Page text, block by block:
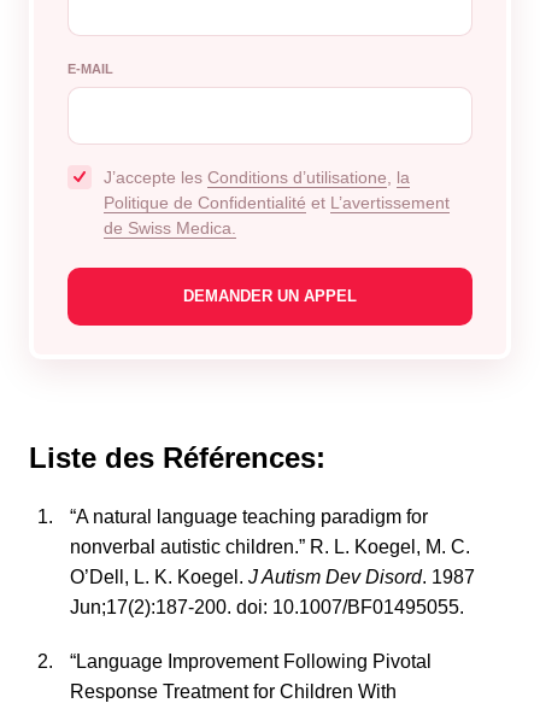
E-MAIL
J’accepte les Conditions d’utilisatione
la
Politique de Confidentialité et L’avertissement
de Swiss Medica.
Liste des Références:
“A natural language teaching paradigm for
nonverbal autistic children.” R. L. Koegel, M. C.
O’Dell, L. K. Koegel. J Autism Dev Disord. 1987
Jun;17(2):187-200. doi: 10.1007/BF01495055.
“Language Improvement Following Pivotal
Response Treatment for Children With